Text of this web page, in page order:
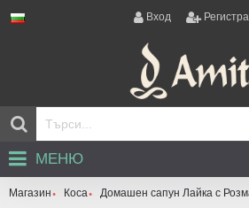
Вход
МЕНЮ
Магазин Коса Домашен сапун Лайка с